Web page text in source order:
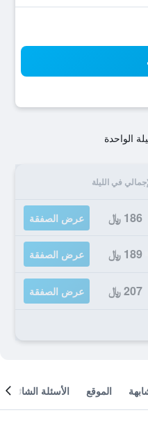
الواحدة
في الليلة
186 ﷼ عرض الصفقة
189 ﷼ عرض الصفقة
207 ﷼ عرض الصفقة
الموقع الأسئلة الشائعة